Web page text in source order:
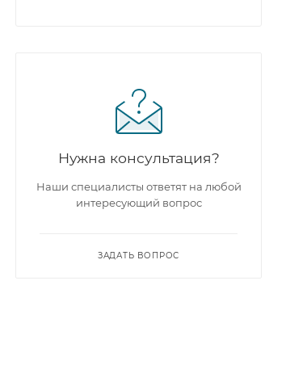
Нужна консультация?
Наши специалисты ответят на любой
интересующий вопрос
ЗАДАТЬ ВОПРОС